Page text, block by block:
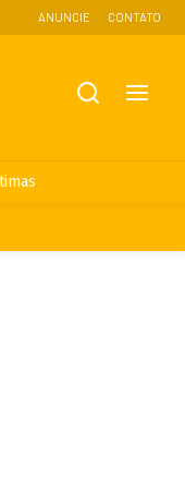
ANUNCIE CONTATO